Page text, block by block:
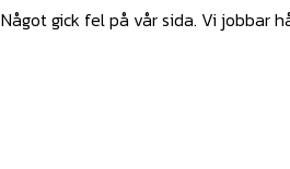
Något gick fel på vår sida. Vi jobbar